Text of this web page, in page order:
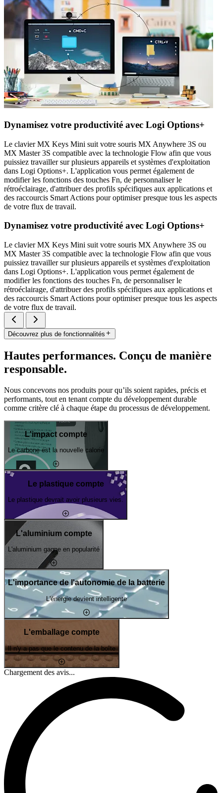
Dynamisez votre productivité avec Logi Options+
Le clavier MX Keys Mini suit votre souris MX Anywhere 3S ou
MX Master 3S compatible avec la technologie Flow afin que vous
puissiez travailler sur plusieurs appareils et systèmes d'exploitation
dans Logi Options+. L'application vous permet également de
modifier les fonctions des touches Fn, de personnaliser le
rétroéclairage, d'attribuer des profils spécifiques aux applications et
des raccourcis Smart Actions pour optimiser presque tous les aspects
de votre flux de travail.
Dynamisez votre productivité avec Logi Options+
Le clavier MX Keys Mini suit votre souris MX Anywhere 3S ou
MX Master 3S compatible avec la technologie Flow afin que vous
puissiez travailler sur plusieurs appareils et systèmes d'exploitation
dans Logi Options+. L'application vous permet également de
modifier les fonctions des touches Fn, de personnaliser le
rétroéclairage, d'attribuer des profils spécifiques aux applications et
des raccourcis Smart Actions pour optimiser presque tous les aspects
de votre flux de travail.
Découvrez plus de fonctionnalités
Hautes performances. Conçu de manière
responsable.
Nous concevons nos produits pour qu’ils soient rapides, précis et
performants, tout en tenant compte du développement durable
comme critère clé à chaque étape du processus de développement.
L'impact compte
Le carbone est la nouvelle calorie
Le plastique compte
Le plastique devrait avoir plusieurs vies.
L'aluminium compte
L'aluminium gagne en popularité
L'importance de l'autonomie de la batterie
L'énergie devient intelligente
L'emballage compte
Il n'y a pas que le contenu de la boîte
Chargement des avis...